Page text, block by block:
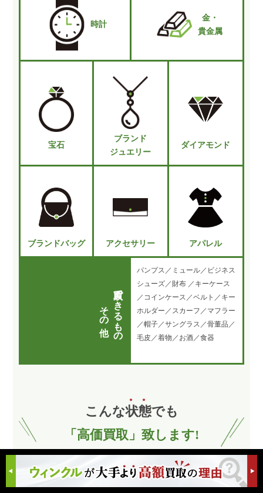
時計
金・
貴金属
宝石
ブランド
ジュエリー
ダイアモンド
ブランドバッグ アクセサリー アパレル
買取できるもの
その他
パンプス／ミュール／ビジネス
シューズ／財布 ／キーケース
／コインケース／ベルト／キー
ホルダー／スカーフ／マフラー
／帽子／サングラス／骨董品／
毛皮／着物／お酒／食器
こんな状態でも
「高価買取」致します!